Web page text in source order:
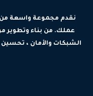
نقدم مجموعة واسعة من
عملك. من بناء وتطوير